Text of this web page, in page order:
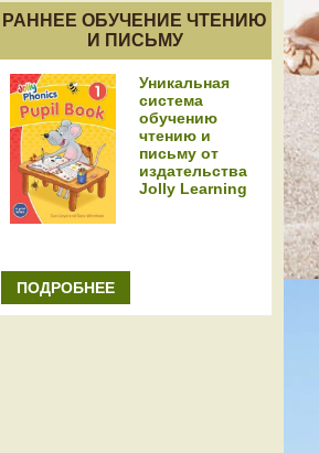
РАННЕЕ ОБУЧЕНИЕ ЧТЕНИЮ
И ПИСЬМУ
Уникальная
система
обучению
чтению и
письму от
издательства
Jolly Learning
ПОДРОБНЕЕ